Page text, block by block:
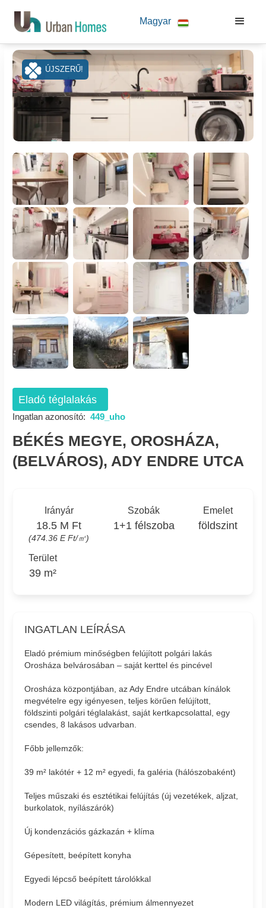
Magyar
ÚJSZERŰ!
Eladó téglalakás
Ingatlan azonosító: 449_uho
BÉKÉS MEGYE, OROSHÁZA,
(BELVÁROS), ADY ENDRE UTCA
Irányár
18.5 M Ft
(474.36 E Ft/㎡)
Szobák
1+1 félszoba
Emelet
földszint
Terület
39 m²
INGATLAN LEÍRÁSA
Eladó prémium minőségben felújított polgári lakás
Orosháza belvárosában – saját kerttel és pincével
Orosháza központjában, az Ady Endre utcában kínálok
megvételre egy igényesen, teljes körűen felújított,
földszinti polgári téglalakást, saját kertkapcsolattal, egy
csendes, 8 lakásos udvarban.
Főbb jellemzők:
39 m² lakótér + 12 m² egyedi, fa galéria (hálószobaként)
Teljes műszaki és esztétikai felújítás (új vezetékek, aljzat,
burkolatok, nyílászárók)
Új kondenzációs gázkazán + klíma
Gépesített, beépített konyha
Egyedi lépcső beépített tárolókkal
Modern LED világítás, prémium álmennyezet